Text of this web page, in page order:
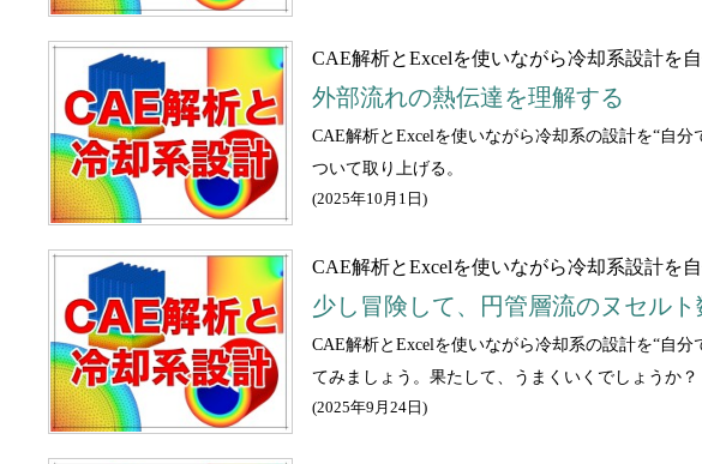
CAE解析とExcelを使いながら冷却系設計を
外部流れの熱伝達を理解する
CAE解析とExcelを使いながら冷却系の設計を“自
ついて取り上げる。
(2025年10月1日 )
CAE解析とExcelを使いながら冷却系設計を
少し冒険して、円管層流のヌセルト
CAE解析とExcelを使いながら冷却系の設計を“自
てみましょう。果たして、うまくいくでしょうか？
(2025年9月24日 )